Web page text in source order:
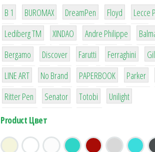
B 1
1
BUROMAX
1
DreamPen
2
Floyd
2
Lecce
3
Lediberg ТМ
3
XINDAO
1
Andre Philippe
4
26
Bergamo
64
Discover
299
Farutti
4
Ferraghini
4
LINE ART
90
No Brand
8
PAPERBOOK
6
Parker
22
Ritter Pen
15
Senator
43
Totobi
1
Unilight
Product Цвет